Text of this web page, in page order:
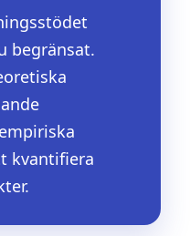
begränsat.
kvantifiera